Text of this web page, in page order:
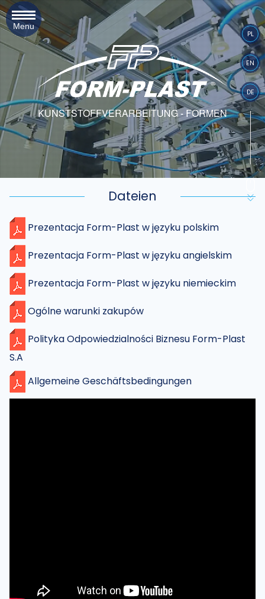
Menu
PL
EN
DE
KUNSTSTOFFVERARBEITUNG - FORMEN
Dateien
Prezentacja Form-Plast w języku polskim
Prezentacja Form-Plast w języku angielskim
Prezentacja Form-Plast w języku niemieckim
Ogólne warunki zakupów
Polityka Odpowiedzialności Biznesu Form-Plast
S.A
Allgemeine Geschäftsbedingungen